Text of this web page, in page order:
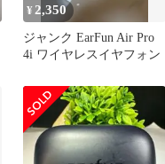
¥2,350
ジャンク EarFun Air Pro
4i ワイヤレスイヤフォン